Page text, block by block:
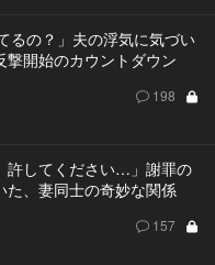
るの？」夫の浮気に気づい
撃開始のカウントダウン
198
許してください…」謝罪の
た、妻同士の奇妙な関係
157